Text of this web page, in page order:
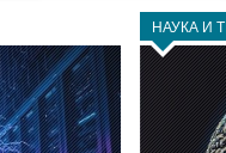
НАУКА И